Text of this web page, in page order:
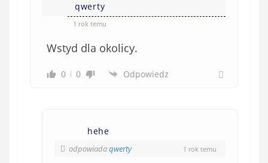
qwerty
1 rok temu
Wstyd dla okolicy.
0 0 Odpowiedz
hehe
odpowiadaqwerty 1 rok temu